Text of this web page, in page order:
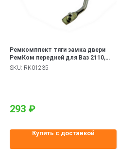
Ремкомплект тяги замка двери
РемКом передней для Ваз 2110,
2111, 2112, Приора 2170, 2171, 2172
SKU: RK01235
293 ₽
Купить с доставкой